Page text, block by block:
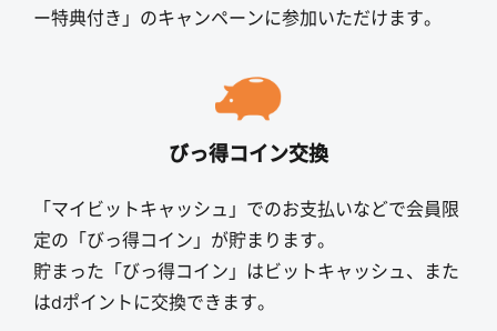
ー特典付き」のキャンペーンに参加いただけます。
びっ得コイン交換
「マイビットキャッシュ」でのお支払いなどで会員限
定の「びっ得コイン」が貯まります。
貯まった「びっ得コイン」はビットキャッシュ、また
はdポイントに交換できます。